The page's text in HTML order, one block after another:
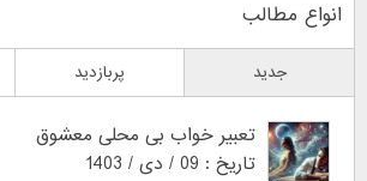
انواع مطالب
جدید پربازدید
تعبیر خواب بی محلی معشوق
تاریخ : 09 / دی / 1403